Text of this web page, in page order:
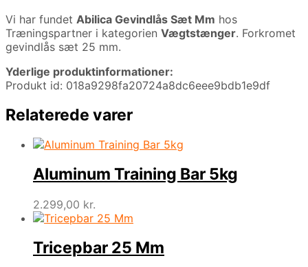
Vi har fundet Abilica Gevindlås Sæt Mm hos
Træningspartner i kategorien Vægtstænger. Forkromet
gevindlås sæt 25 mm.
Yderlige produktinformationer:
Produkt id: 018a9298fa20724a8dc6eee9bdb1e9df
Relaterede varer
Aluminum Training Bar 5kg
2.299,00 kr.
Tricepbar 25 Mm